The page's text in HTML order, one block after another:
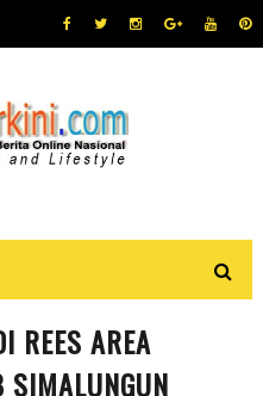
REES AREA
SIMALUNGUN